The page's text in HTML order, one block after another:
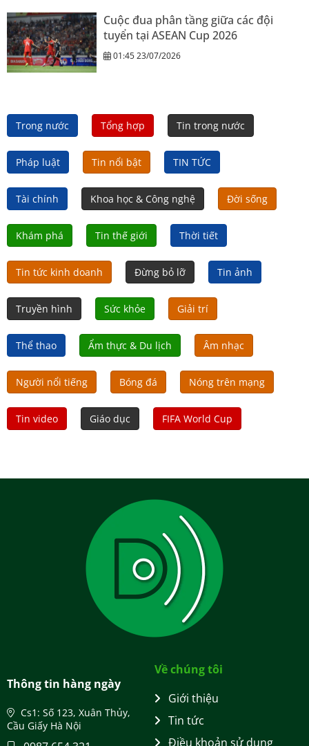
Cuộc đua phân tầng giữa các đội
tuyển tại ASEAN Cup 2026
01:45 23/07/2026
Trong nước Tổng hợp Tin trong nước
Pháp luật Tin nổi bật TIN TỨC
Tài chính Khoa học & Công nghệ Đời sống
Khám phá Tin thế giới Thời tiết
Tin tức kinh doanh Đừng bỏ lỡ Tin ảnh
Truyền hình Sức khỏe Giải trí
Thể thao Ẩm thực & Du lịch Âm nhạc
Người nổi tiếng Bóng đá Nóng trên mạng
Tin video Giáo dục FIFA World Cup
Thông tin hàng ngày
Cs1: Số 123, Xuân Thủy,
Cầu Giấy Hà Nội
Về chúng tôi
Giới thiệu
Tin tức
Điều khoản sử dụng